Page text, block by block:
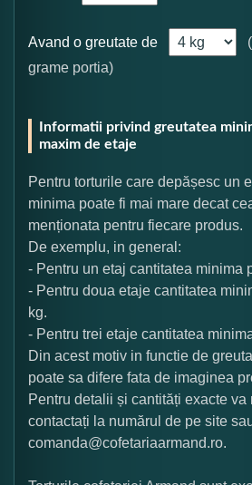
Avand o greutate de (
grame portia)
Informatii privind greutatea
maxim de etaje
Pentru torturile care depășesc un
minima poate fi mai mare decat
menționata pentru fiecare produs.
De exemplu, in general:
- Pentru un etaj cantitatea minima
- Pentru doua etaje cantitatea
kg.
- Pentru trei etaje cantitatea
Din acest motiv in functie de
poate sa difere fata de imaginea
Pentru detalii și cantități exacte va
contactați la numărul de pe site
comanda@cofetariaarmand.ro.